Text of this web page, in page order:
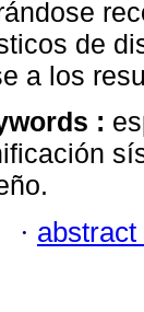
de
a los
:
· abstract